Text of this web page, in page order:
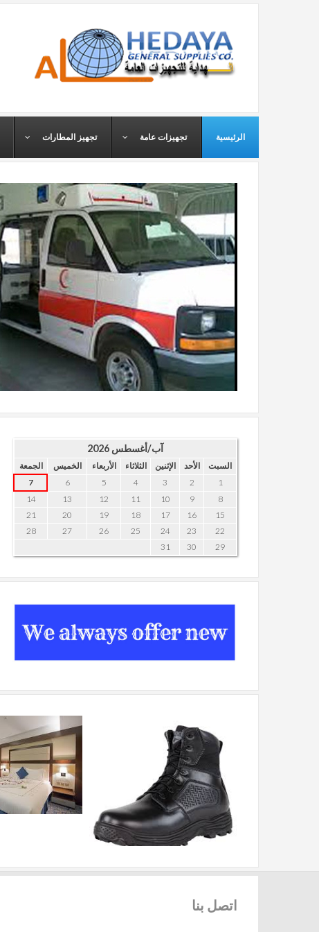
الرئيسية تجهيزات عامة تجهيز المطارات
آب/أغسطس 2026
السبت الأحد الإثنين الثلاثاء الأربعاء الخميس
الجمعة
1
2
3
4
5
6
7
8
9
10
11
12
13
14
15
16
17
18
19
20
21
22
23
24
25
26
27
28
29
30
31
اتصل بنا